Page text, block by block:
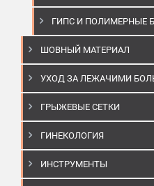
ГИПС И ПОЛИМЕРНЫЕ
ШОВНЫЙ МАТЕРИАЛ
УХОД ЗА ЛЕЖАЧИМИ
ГРЫЖЕВЫЕ СЕТКИ
ГИНЕКОЛОГИЯ
ИНСТРУМЕНТЫ